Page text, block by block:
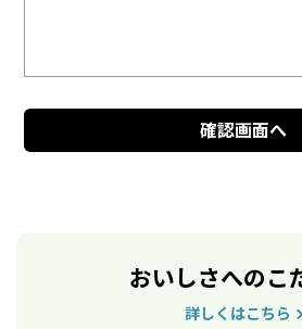
おいしさへのこ
詳しくはこちら